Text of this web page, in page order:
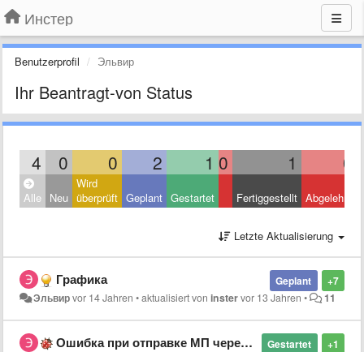
Инстер
Benutzerprofil Эльвир
Ihr Beantragt-von Status
4 0 0 2 1 0 1 0
Alle Neu
Wird
überprüft Geplant Gestartet Fertiggestellt Abgelehnt
Letzte Aktualisierung
+7
Geplant
Графика
Эльвирvor 14 Jahren •aktualisiert voninstervor 13 Jahren • 11
+1
Gestartet
Ошибка при отправке МП через ПорталЛинк